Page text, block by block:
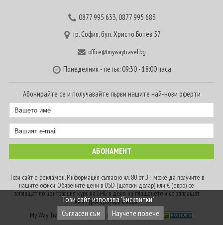
0877 995 633,0877 995 683
гр. София, бул. Христо Ботев 57
office@mywaytravel.bg
Понеделник - петък: 09:30 - 18:00 часа
Абонирайте се и получавайте първи нашите най-нови оферти
Този сайт е рекламен. Информация съгласно чл. 80 от ЗТ може да получите в
нашите офиси. Обявените цени в USD (щатски долар) или € (евро) се
заплащат по централния курс на БНБ в деня на плащането и се заплащат
към туроператора в лева.
My Way Travel © 2016. Всички права запазени
Този сайт използва "Бисквитки".
Съгласен съм
Научете повече